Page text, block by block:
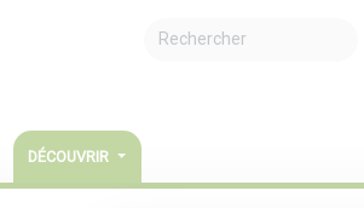
DÉCOUVRIR